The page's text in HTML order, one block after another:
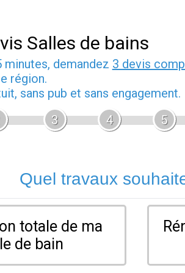
Salles de bains
minutes, demandez 3 devis
région.
sans pub et sans engagement.
3
4 5
Quel travaux
totale de ma
de bain